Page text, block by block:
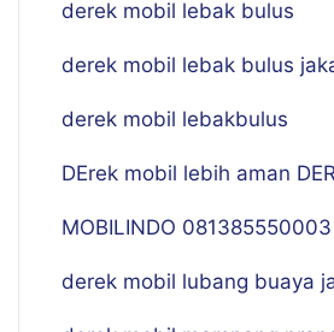
derek mobil lebak bulus
derek mobil lebak bulus
derek mobil lebakbulus
DErek mobil lebih aman
MOBILINDO 081385550003
derek mobil lubang buaya